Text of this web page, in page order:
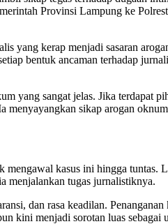
Provinsi Lampung ke
yang kerap menjadi sasaran
bentuk ancaman terhadap
yang sangat jelas. Jika terdapat
sikap arogan
kasus ini hingga tuntas.
menjalankan tugas jurnalistiknya.
dan rasa keadilan. Penanganan
kini menjadi sorotan luas sebagai